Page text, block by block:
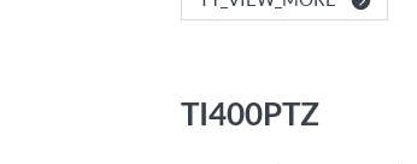
TI400PTZ